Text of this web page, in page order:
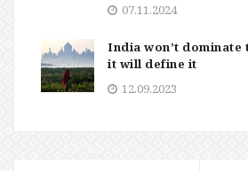
07.11.2024
India won’t dominate
it will define it
12.09.2023